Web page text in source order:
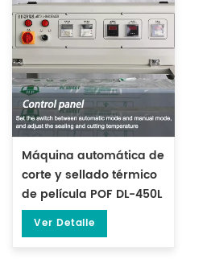
Máquina automática de
corte y sellado térmico
de película POF DL-450L
Ver Detalle